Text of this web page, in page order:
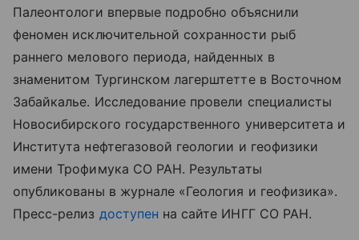
Палеонтологи впервые подробно объяснили
феномен исключительной сохранности рыб
раннего мелового периода, найденных в
знаменитом Тургинском лагерштетте в Восточном
Забайкалье. Исследование провели специалисты
Новосибирского государственного университета и
Института нефтегазовой геологии и геофизики
имени Трофимука СО РАН. Результаты
опубликованы в журнале «Геология и геофизика».
Пресс-релиз доступен на сайте ИНГГ СО РАН.